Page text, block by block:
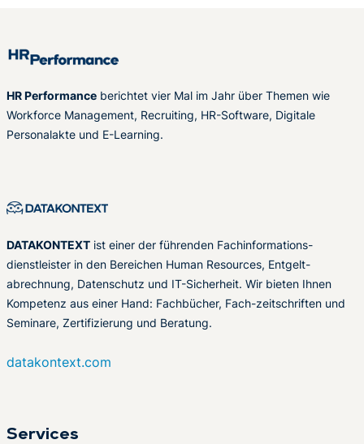
HR Performance berichtet vier Mal im Jahr über Themen wie
Workforce Management, Recruiting, HR-Software, Digitale
Personalakte und E-Learning.
DATAKONTEXT ist einer der führenden Fachinformations-
dienstleister in den Bereichen Human Resources, Entgelt-
abrechnung, Datenschutz und IT-Sicherheit. Wir bieten Ihnen
Kompetenz aus einer Hand: Fachbücher, Fach-zeitschriften und
Seminare, Zertifizierung und Beratung.
datakontext.com
Services